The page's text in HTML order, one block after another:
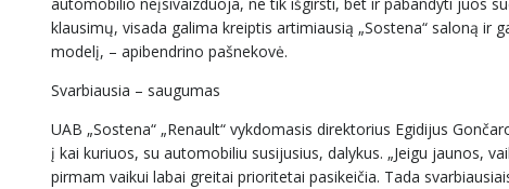
automobilio neįsivaizduoja, ne tik išgirsti, bet ir pabandyti juos
klausimų, visada galima kreiptis artimiausią „Sostena“ saloną
modelį, – apibendrino pašnekovė.
Svarbiausia – saugumas
UAB „Sostena“ „Renault“ vykdomasis direktorius Egidijus
į kai kuriuos, su automobiliu susijusius, dalykus. „Jeigu jaunos,
pirmam vaikui labai greitai prioritetai pasikeičia. Tada